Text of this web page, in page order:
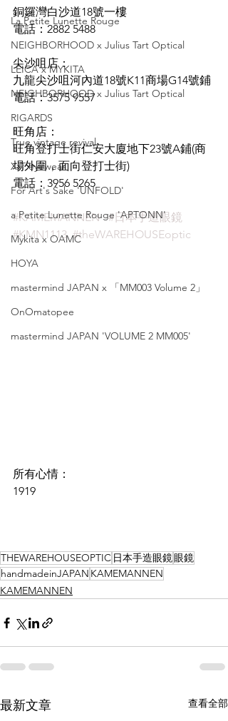
La Petite Lunette Rouge
NEIGHBORHOOD x Julius Tart Optical
LEICA x MYKITA
NEIGHBORHOOD x Julius Tart Optical
RIGARDS
True vintage revival
XIT eyewear
For Art's Sake 'UNFOLD'
a Petite Lunette Rouge 'APTONN'
Mykita x OAMC
HOYA
mastermind JAPAN x 「MM003 Volume 2」
OnOmatopee
mastermind JAPAN 'VOLUME 2 MM005'
銅鑼灣白沙道18號一樓
電話：2882 5488
尖沙咀店：
九龍尖沙咀河內道18號K11商場G14號鋪
電話：3575 9557
旺角店：
旺角登打士街仁安大廈地下23號A鋪(商
場外圍，面向登打士街)
電話：3956 5265
#KAMEMANNEN
#日本手造眼鏡
#KMN1113 #theWAREHOUSEoptic
所有心情：
1919
THEWAREHOUSEOPTIC 日本手造眼鏡眼鏡
handmadeinJAPAN KAMEMANNEN
KAMEMANNEN
最新文章 查看全部